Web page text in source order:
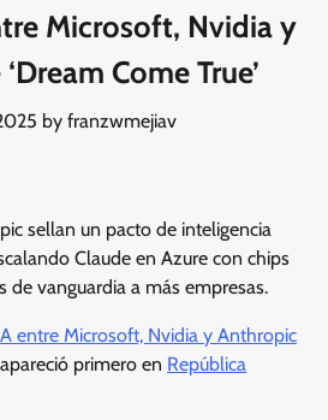
Microsoft, Nvidia y
Come True’
by franzwmejiav
sellan un pacto de inteligencia
Claude en Azure con chips
de vanguardia a más empresas.
entre Microsoft, Nvidia y Anthropic
apareció primero en República